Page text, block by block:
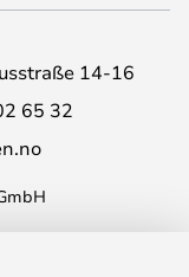
14-16
65 32